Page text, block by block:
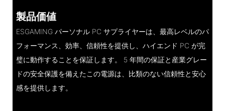
製品価値
ESGAMING パーソナル PC サプライヤーは、最高レベルのパ
フォーマンス、効率、信頼性を提供し、ハイエンド PC が完
璧に動作することを保証します。 5 年間の保証と産業グレー
ドの安全保護を備えたこの電源は、比類のない信頼性と安心
感を提供します。